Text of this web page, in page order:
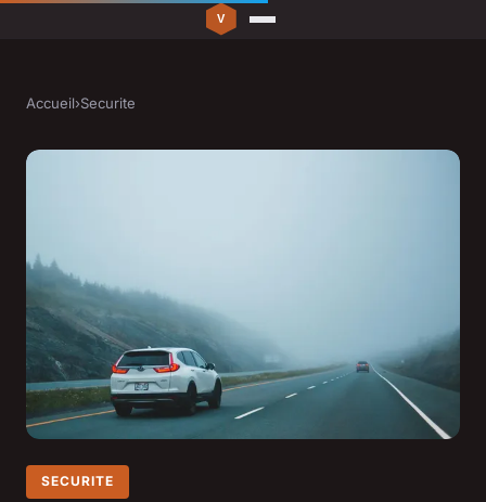
Accueil›Securite
SECURITE